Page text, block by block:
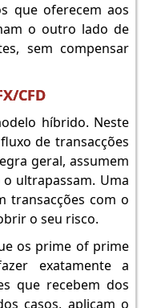
que oferecem aos
o outro lado de
sem compensar
CFD
híbrido. Neste
de transacções
geral, assumem
ultrapassam. Uma
transacções com o
o seu risco.
os prime of prime
exatamente a
que recebem dos
casos, aplicam o